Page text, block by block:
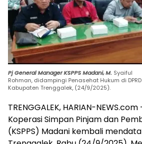
Pj General Manager KSPPS Madani, M. Syaiful
Rohman, didampingi Penasehat Hukum di DPRD
Kabupaten Trenggalek, (24/9/2025).
TRENGGALEK, HARIAN-
Koperasi Simpan Pinjam dan
(KSPPS) Madani kembali